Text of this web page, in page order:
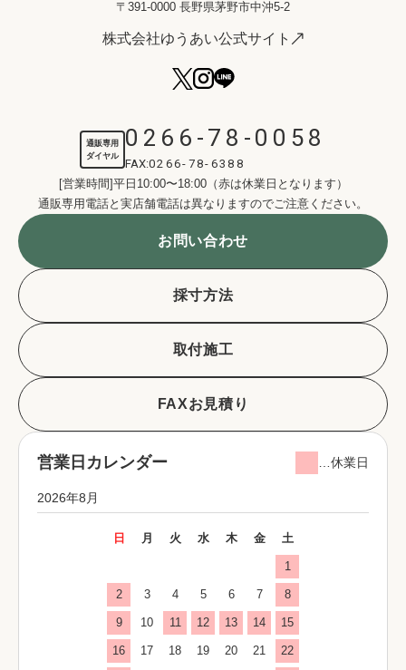
〒391-0000 長野県茅野市中沖5-2
株式会社ゆうあい公式サイト
通販専用
ダイヤル
0266-78-0058
FAX:0266-78-6388
[営業時間]平日10:00〜18:00（赤は休業日となります）
通販専用電話と実店舗電話は異なりますのでご注意ください。
お問い合わせ
採寸方法
取付施工
FAXお見積り
営業日カレンダー …休業日
2026年8月
日 月 火 水 木 金 土
1
2 3 4 5 6 7 8
9 10 11 12 13 14 15
16 17 18 19 20 21 22